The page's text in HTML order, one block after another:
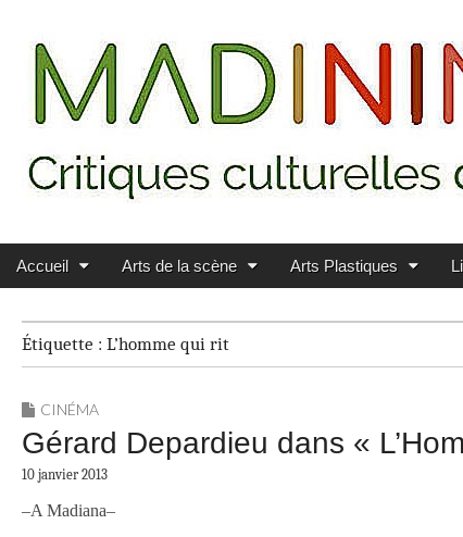
MADININ'ART
Main menu
Skip to content
Accueil Arts de la scène Arts Plastiques
Étiquette : L’homme qui rit
CINÉMA
Gérard Depardieu dans «
10 janvier 2013
–A Madiana–